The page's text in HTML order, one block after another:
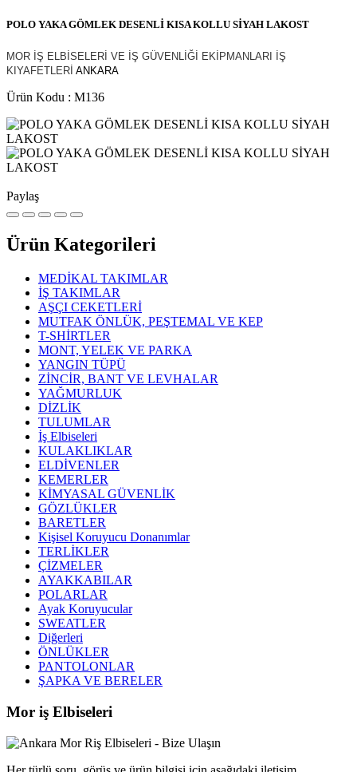
POLO YAKA GÖMLEK DESENLİ KISA KOLLU SİYAH LAKOST
MOR İŞ ELBİSELERİ VE İŞ GÜVENLİĞİ EKİPMANLARI İŞ
KIYAFETLERİ ANKARA
Ürün Kodu : M136
Paylaş
Ürün Kategorileri
MEDİKAL TAKIMLAR
İŞ TAKIMLAR
AŞÇI CEKETLERİ
MUTFAK ÖNLÜK, PEŞTEMAL VE KEP
T-SHİRTLER
MONT, YELEK VE PARKA
YANGIN TÜPÜ
ZİNCİR, BANT VE LEVHALAR
YAĞMURLUK
DİZLİK
TULUMLAR
İş Elbiseleri
KULAKLIKLAR
ELDİVENLER
KEMERLER
KİMYASAL GÜVENLİK
GÖZLÜKLER
BARETLER
Kişisel Koruyucu Donanımlar
TERLİKLER
ÇİZMELER
AYAKKABILAR
POLARLAR
Ayak Koruyucular
SWEATLER
Diğerleri
ÖNLÜKLER
PANTOLONLAR
ŞAPKA VE BERELER
Mor iş Elbiseleri